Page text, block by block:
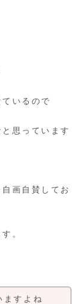
いるので
思っています
画自賛してお
。
ますよね